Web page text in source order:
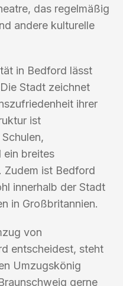
das regelmäßig
andere kulturelle
in Bedford lässt
Stadt zeichnet
ihrer
ist
ein breites
Zudem ist Bedford
innerhalb der Stadt
in Großbritannien.
von
entscheidest, steht
Umzugskönig
gerne